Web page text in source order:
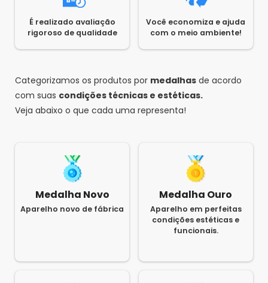
É realizado avaliação
rigoroso de qualidade
Você economiza e ajuda
com o meio ambiente!
Categorizamos os produtos por medalhas de acordo
com suas condições técnicas e estéticas.
Veja abaixo o que cada uma representa!
Medalha Novo
Aparelho novo de fábrica
Medalha Ouro
Aparelho em perfeitas
condições estéticas e
funcionais.